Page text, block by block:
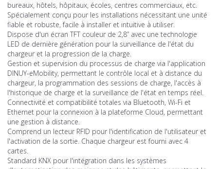
bureaux, hôtels, hôpitaux, écoles, centres commerciaux, etc.
Spécialement conçu pour les installations nécessitant une unité
fiable et robuste, facile à installer et intuitive à utiliser.
Dispose d'un écran TFT couleur de 2,8” avec une technologie
LED de dernière génération pour la surveillance de l'état du
chargeur et la progression de la charge.
Gestion et supervision du processus de charge via l'application
DINUY-eMobility, permettant le contrôle local et à distance du
chargeur, la programmation des sessions de charge, l'accès à
l'historique de charge et la surveillance de l'état en temps réel.
Connectivité et compatibilité totales via Bluetooth, Wi-Fi et
Ethernet pour la connexion à la plateforme Cloud, permettant
une gestion à distance.
Comprend un lecteur RFID pour l'identification de l'utilisateur et
l'activation de la sortie. Chaque chargeur est fourni avec 4
cartes.
Standard KNX pour l'intégration dans les systèmes